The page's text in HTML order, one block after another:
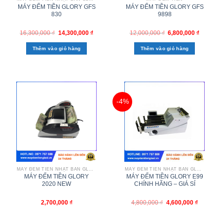
MÁY ĐẾM TIỀN GLORY GFS
830
16,300,000₫ 14,300,000 ₫
Thêm vào giỏ hàng
MÁY ĐẾM TIỀN GLORY GFS
9898
12,000,000₫ 6,800,000₫
Thêm vào giỏ hàng
MÁY ĐẾM TIỀN GLORY
2020 NEW
2,700,000 ₫
-4%
MÁY ĐẾM TIỀN GLORY E99
CHÍNH HÃNG – GIÁ SỈ
4,800,000₫ 4,600,000 ₫